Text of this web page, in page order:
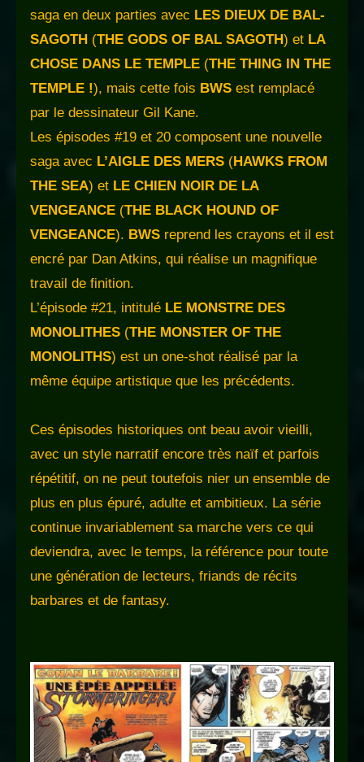
saga en deux parties avec LES DIEUX DE BAL-
SAGOTH (THE GODS OF BAL SAGOTH) et LA
CHOSE DANS LE TEMPLE (THE THING IN THE
TEMPLE !), mais cette fois BWS est remplacé
par le dessinateur Gil Kane.
Les épisodes #19 et 20 composent une nouvelle
saga avec L’AIGLE DES MERS (HAWKS FROM
THE SEA) et LE CHIEN NOIR DE LA
VENGEANCE (THE BLACK HOUND OF
VENGEANCE). BWS reprend les crayons et il est
encré par Dan Atkins, qui réalise un magnifique
travail de finition.
L’épisode #21, intitulé LE MONSTRE DES
MONOLITHES (THE MONSTER OF THE
MONOLITHS) est un one-shot réalisé par la
même équipe artistique que les précédents.
Ces épisodes historiques ont beau avoir vieilli,
avec un style narratif encore très naïf et parfois
répétitif, on ne peut toutefois nier un ensemble de
plus en plus épuré, adulte et ambitieux. La série
continue invariablement sa marche vers ce qui
deviendra, avec le temps, la référence pour toute
une génération de lecteurs, friands de récits
barbares et de fantasy.